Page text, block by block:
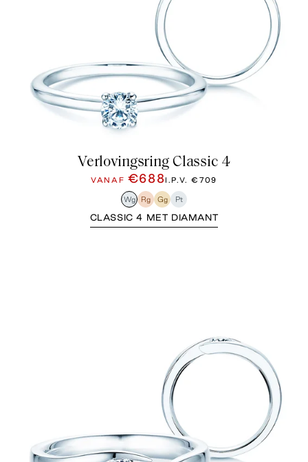
Verlovingsring Classic 4
VANAF €688I.P.V.€709
Wg Rg Gg Pt
CLASSIC 4 MET DIAMANT